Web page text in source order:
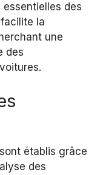
essentielles des
la
une
des
établis grâce
des